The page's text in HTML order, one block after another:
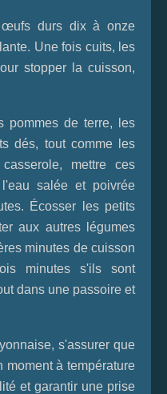
œufs durs dix à onze
Une fois cuits, les
stopper la cuisson,
pommes de terre, les
dés, tout comme les
mettre ces
salée et poivrée
Écosser les petits
aux autres légumes
minutes de cuisson
minutes s'ils sont
dans une passoire et
s'assurer que
à température
et garantir une prise